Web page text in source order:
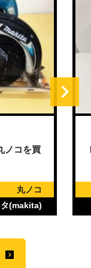
ノコを買
丸ノコ
(makita)